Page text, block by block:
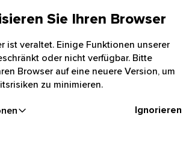
Sie Ihren Browser
ist veraltet. Einige Funktionen unserer
oder nicht verfügbar. Bitte
Browser auf eine neuere Version, um
zu minimieren.
Ignorieren